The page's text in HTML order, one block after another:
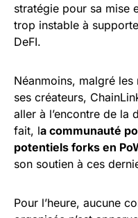
stratégie pour sa mise
trop instable à
DeFI.
Néanmoins, malgré
ses créateurs,
aller à l’encontre de la
fait, la communauté
potentiels forks en
son soutien à ces
Pour l’heure, aucune